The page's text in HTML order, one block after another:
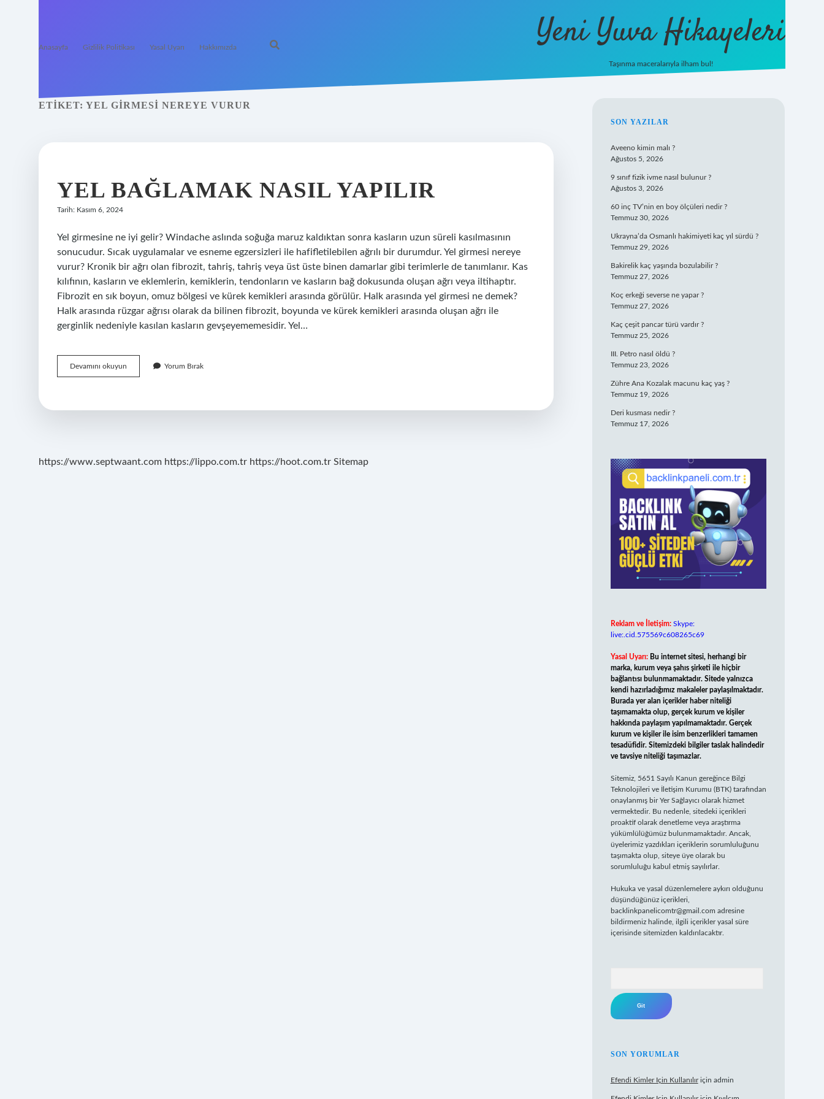
Anasayfa Gizlilik Politikası Yasal Uyarı Hakkımızda Yeni Yuva Hikayeleri
Taşınma maceralarıyla ilham bul!
ETIKET: YEL GIRMESI NEREYE VURUR
YEL BAĞLAMAK NASIL YAPILIR
Tarih: Kasım 6, 2024
Yel girmesine ne iyi gelir? Windache aslında soğuğa maruz kaldıktan sonra kasların uzun süreli kasılmasının
sonucudur. Sıcak uygulamalar ve esneme egzersizleri ile hafifletilebilen ağrılı bir durumdur. Yel girmesi nereye
vurur? Kronik bir ağrı olan fibrozit, tahriş, tahriş veya üst üste binen damarlar gibi terimlerle de tanımlanır. Kas
kılıfının, kasların ve eklemlerin, kemiklerin, tendonların ve kasların bağ dokusunda oluşan ağrı veya iltihaptır.
Fibrozit en sık boyun, omuz bölgesi ve kürek kemikleri arasında görülür. Halk arasında yel girmesi ne demek?
Halk arasında rüzgar ağrısı olarak da bilinen fibrozit, boyunda ve kürek kemikleri arasında oluşan ağrı ile
gerginlik nedeniyle kasılan kasların gevşeyememesidir. Yel…
Devamını okuyun
Bağlamak
Yorum Bırak
https://www.septwaant.com https://lippo.com.tr https://hoot.com.tr Sitemap
SIDEBAR
SON YAZILAR
Aveeno kimin malı ?
Ağustos 5, 2026
9 sınıf fizik ivme nasıl bulunur ?
Ağustos 3, 2026
60 inç TV’nin en boy ölçüleri nedir ?
Temmuz 30, 2026
Ukrayna’da Osmanlı hakimiyeti kaç yıl sürdü ?
Temmuz 29, 2026
Bakirelik kaç yaşında bozulabilir ?
Temmuz 27, 2026
Koç erkeği severse ne yapar ?
Temmuz 27, 2026
Kaç çeşit pancar türü vardır ?
Temmuz 25, 2026
III. Petro nasıl öldü ?
Temmuz 23, 2026
Zühre Ana Kozalak macunu kaç yaş ?
Temmuz 19, 2026
Deri kusması nedir ?
Temmuz 17, 2026
Reklam ve İletişim: Skype:
live:.cid.575569c608265c69
Yasal Uyarı: Bu internet sitesi, herhangi bir
marka, kurum veya şahıs şirketi ile hiçbir
bağlantısı bulunmamaktadır. Sitede yalnızca
kendi hazırladığımız makaleler paylaşılmaktadır.
Burada yer alan içerikler haber niteliği
taşımamakta olup, gerçek kurum ve kişiler
hakkında paylaşım yapılmamaktadır. Gerçek
kurum ve kişiler ile isim benzerlikleri tamamen
tesadüfidir. Sitemizdeki bilgiler taslak halindedir
ve tavsiye niteliği taşımazlar.
Sitemiz, 5651 Sayılı Kanun gereğince Bilgi
Teknolojileri ve İletişim Kurumu (BTK) tarafından
onaylanmış bir Yer Sağlayıcı olarak hizmet
vermektedir. Bu nedenle, sitedeki içerikleri
proaktif olarak denetleme veya araştırma
yükümlülüğümüz bulunmamaktadır. Ancak,
üyelerimiz yazdıkları içeriklerin sorumluluğunu
taşımakta olup, siteye üye olarak bu
sorumluluğu kabul etmiş sayılırlar.
Hukuka ve yasal düzenlemelere aykırı olduğunu
düşündüğünüz içerikleri,
backlinkpanelicomtr@gmail.com adresine
bildirmeniz halinde, ilgili içerikler yasal süre
içerisinde sitemizden kaldırılacaktır.
SON YORUMLAR
Efendi Kimler Için Kullanılıriçin admin